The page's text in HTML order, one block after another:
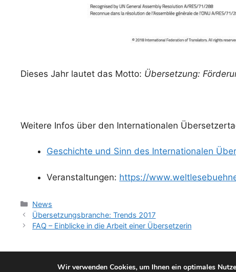
Dieses Jahr lautet das Motto: Übersetzung:
Weitere Infos über den Internationalen
Geschichte und Sinn des Internationalen
Veranstaltungen: https://
Kategorien
News
Übersetzungsbranche: Trends 2017
FAQ – Einblicke in die Arbeit einer Übersetzerin
Wir verwenden Cookies, um Ihnen ein optimales